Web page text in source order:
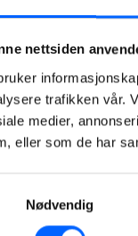
nettsiden
trafikken vår.
medier,
eller som de har
Nødvendig